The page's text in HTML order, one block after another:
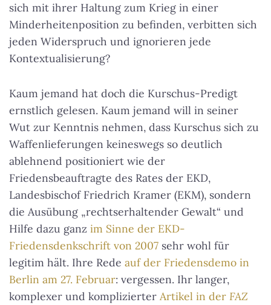
sich mit ihrer Haltung zum Krieg in einer
Minderheitenposition zu befinden, verbitten sich
jeden Widerspruch und ignorieren jede
Kontextualisierung?
Kaum jemand hat doch die Kurschus-Predigt
ernstlich gelesen. Kaum jemand will in seiner
Wut zur Kenntnis nehmen, dass Kurschus sich zu
Waffenlieferungen keineswegs so deutlich
ablehnend positioniert wie der
Friedensbeauftragte des Rates der EKD,
Landesbischof Friedrich Kramer (EKM), sondern
die Ausübung „rechtserhaltender Gewalt“ und
Hilfe dazu ganz im Sinne der EKD-
Friedensdenkschrift von 2007 sehr wohl für
legitim hält. Ihre Rede auf der Friedensdemo in
Berlin am 27. Februar: vergessen. Ihr langer,
komplexer und komplizierter Artikel in der FAZ